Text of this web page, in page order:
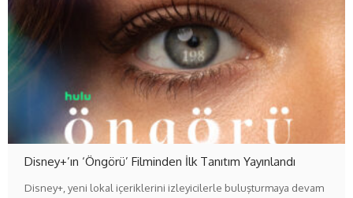
Disney+’ın ‘Öngörü’ Filminden İlk Tanıtım Yayınlandı
Disney+, yeni lokal içeriklerini izleyicilerle buluşturmaya devam